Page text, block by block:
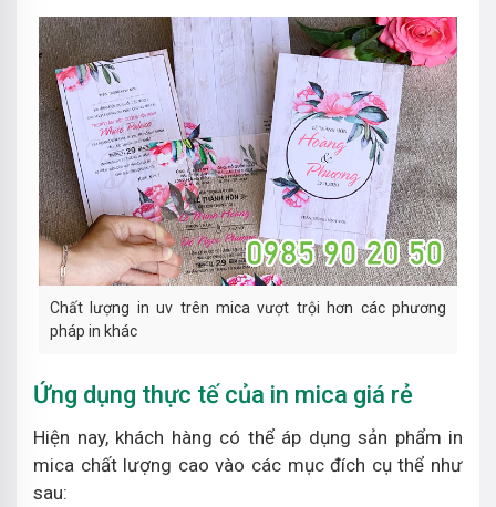
Chất lượng in uv trên mica vượt trội hơn các phương
pháp in khác
Ứng dụng thực tế của in mica giá rẻ
Hiện nay, khách hàng có thể áp dụng sản phẩm in
mica chất lượng cao vào các mục đích cụ thể như
sau: